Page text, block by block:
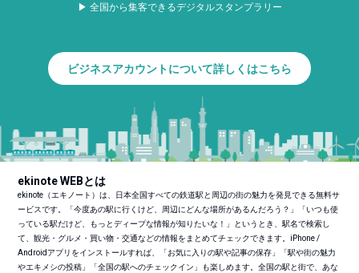
▶ 全国から集客できるデジタルスタンプラリー
ビジネスアカウントについて詳しくはこちら
ekinote WEBとは
ekinote（エキノート）は、日本全国すべての鉄道駅と周辺の街の魅力を発見できる無料サ
ービスです。「今度あの駅に行くけど、周辺にどんな場所があるんだろう？」「いつも使
っている駅だけど、もっとディープな情報が知りたいな！」というとき、駅名で検索し
て、観光・グルメ・買い物・交通などの情報をまとめてチェックできます。iPhone /
Androidアプリをインストールすれば、「お気に入りの駅や記事の保存」「駅や街の魅力
やエキメシの投稿」「全国の駅へのチェックイン」も楽しめます。全国の駅と街で、あな